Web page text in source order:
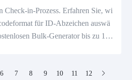
Check-in-Prozess. Erfahren Sie, wi
für ID-Abzeichen auswä
Bulk-Generator bis zu 100
6 7 8 9 10 11 12